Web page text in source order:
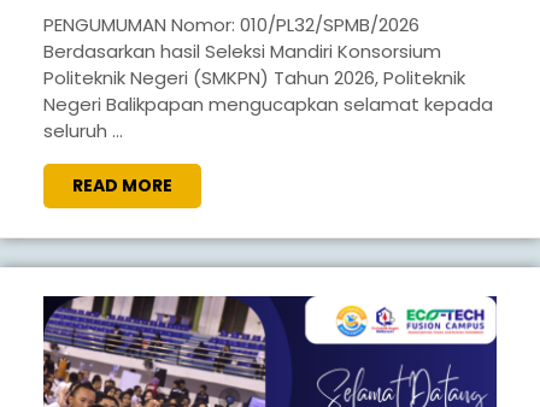
SELEKSI
MANDIRI
KONSORSIUM
POLITEKNIK
NEGERI
(SMKPN)
POLITEKNIK
NEGERI
BALIKPAPAN
TAHUN
2026
PENGUMUMAN Nomor: 010/PL32/SPMB/2026
Berdasarkan hasil Seleksi Mandiri Konsorsium
Politeknik Negeri (SMKPN) Tahun 2026, Politeknik
Negeri Balikpapan mengucapkan selamat kepada
seluruh ...
READ MORE
MORE